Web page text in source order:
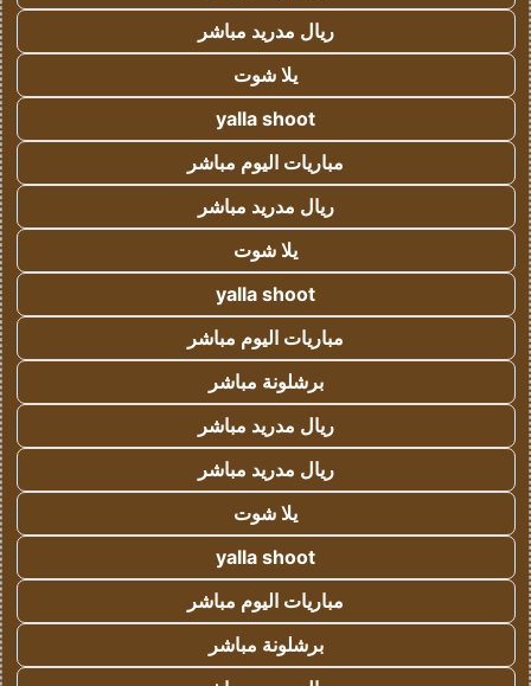
ريال مدريد مباشر
يلا شوت
yalla shoot
مباريات اليوم مباشر
ريال مدريد مباشر
يلا شوت
yalla shoot
مباريات اليوم مباشر
برشلونة مباشر
ريال مدريد مباشر
ريال مدريد مباشر
يلا شوت
yalla shoot
مباريات اليوم مباشر
برشلونة مباشر